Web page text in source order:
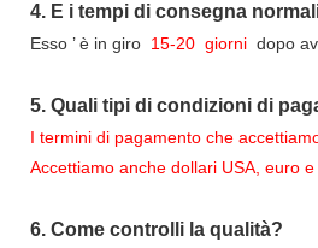
4. E i tempi di consegna
Esso ’è in giro 15-20 giorni dopo
5. Quali tipi di condizioni di
I termini di pagamento che
Accettiamo anche dollari USA, euro
6. Come controlli la qualità?